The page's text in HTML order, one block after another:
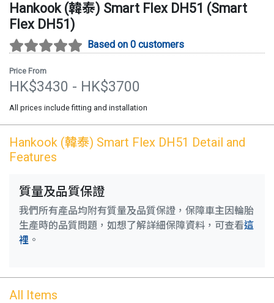
Hankook (韓泰) Smart Flex DH51 (Smart
Flex DH51)
Based on 0 customers
Price From
HK$3430 - HK$3700
All prices include fitting and installation
Hankook (韓泰) Smart Flex DH51 Detail and
Features
質量及品質保證
我們所有產品均附有質量及品質保證，保障車主因輪胎
生產時的品質問題，如想了解詳細保障資料，可查看這
裡 。
All Items